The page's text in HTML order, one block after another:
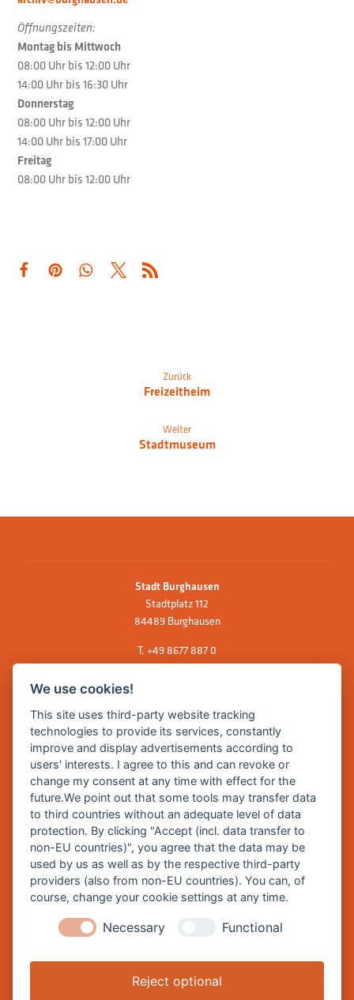
Öffnungszeiten:
Montag bis Mittwoch
08:00 Uhr bis 12:00 Uhr
14:00 Uhr bis 16:30 Uhr
Donnerstag
08:00 Uhr bis 12:00 Uhr
14:00 Uhr bis 17:00 Uhr
Freitag
08:00 Uhr bis 12:00 Uhr
Zurück
Freizeitheim
Weiter
Stadtmuseum
Stadt Burghausen
Stadtplatz 112
84489 Burghausen
T. +49 8677 887 0
E Mail:
Zentrale Webseite der Stadt Burghausen:
www.burghausen.de
Burghausen in leichter Sprache
So funktioniert burghausen.de
Inhalte von burghausen.de
Datenschutz
We use cookies!
This site uses third-party website tracking
technologies to provide its services, constantly
improve and display advertisements according to
users' interests. I agree to this and can revoke or
change my consent at any time with effect for the
future.We point out that some tools may transfer data
to third countries without an adequate level of data
protection. By clicking "Accept (incl. data transfer to
non-EU countries)", you agree that the data may be
used by us as well as by the respective third-party
providers (also from non-EU countries). You can, of
course, change your cookie settings at any time.
Necessary Functional
Reject optional